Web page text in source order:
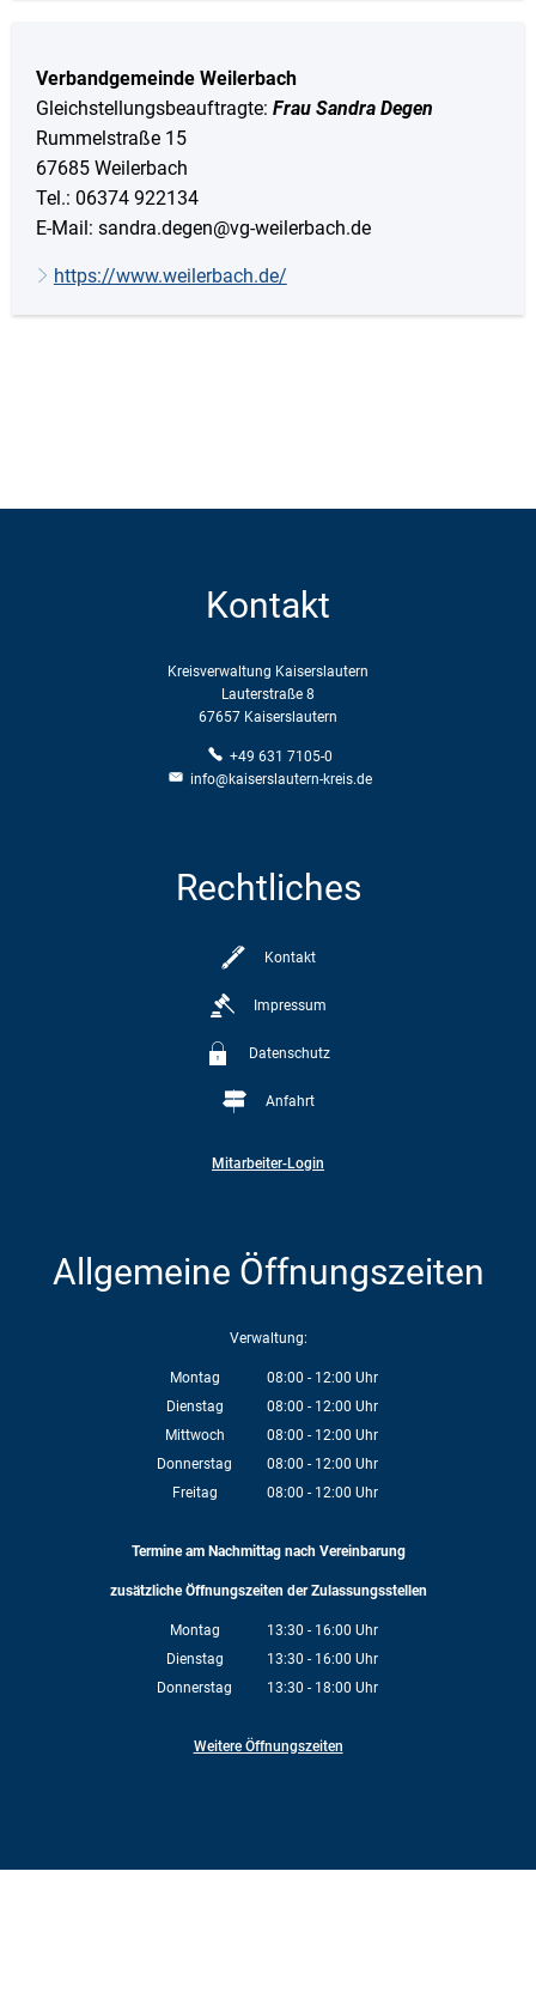
Verbandgemeinde Weilerbach
Gleichstellungsbeauftragte: Frau Sandra Degen
Rummelstraße 15
67685 Weilerbach
Tel.: 06374 922134
E-Mail: sandra.degen@vg-weilerbach.de
https://www.weilerbach.de/
Kontakt
Kreisverwaltung Kaiserslautern
Lauterstraße 8
67657 Kaiserslautern
+49 631 7105-0
info@kaiserslautern-kreis.de
Rechtliches
Kontakt
Impressum
Datenschutz
Anfahrt
Mitarbeiter-Login
Allgemeine Öffnungszeiten
Verwaltung:
Montag 08:00 - 12:00 Uhr
Von 08:00 bis 12:00 Uhr
Dienstag 08:00 - 12:00 Uhr
Von 08:00 bis 12:00 Uhr
Mittwoch 08:00 - 12:00 Uhr
Von 08:00 bis 12:00 Uhr
Donnerstag 08:00 - 12:00 Uhr
Von 08:00 bis 12:00 Uhr
Freitag 08:00 - 12:00 Uhr
Termine am Nachmittag nach Vereinbarung
zusätzliche Öffnungszeiten der Zulassungsstellen
Montag 13:30 - 16:00 Uhr
Von 13:30 bis 16:00 Uhr
Dienstag 13:30 - 16:00 Uhr
Von 13:30 bis 16:00 Uhr
Donnerstag 13:30 - 18:00 Uhr
Weitere Öffnungszeiten